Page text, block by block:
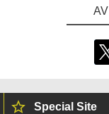
Special Site